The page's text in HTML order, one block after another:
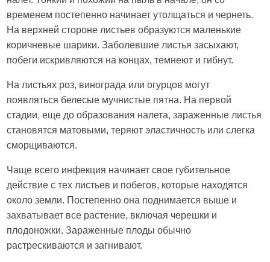
временем постепенно начинает утолщаться и чернеть.
На верхней стороне листьев образуются маленькие
коричневые шарики. Заболевшие листья засыхают,
побеги искривляются на концах, темнеют и гибнут.
На листьях роз, винограда или огурцов могут
появляться белесые мучнистые пятна. На первой
стадии, еще до образования налета, зараженные листья
становятся матовыми, теряют эластичность или слегка
сморщиваются.
Чаще всего инфекция начинает свое губительное
действие с тех листьев и побегов, которые находятся
около земли. Постепенно она поднимается выше и
захватывает все растение, включая черешки и
плодоножки. Зараженные плоды обычно
растрескиваются и загнивают.